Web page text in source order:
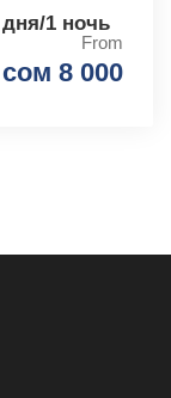
1 ночь
From
сом 8 000